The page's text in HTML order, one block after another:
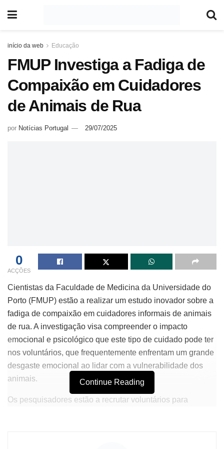
início da web Educação
FMUP Investiga a Fadiga de
Compaixão em Cuidadores
de Animais de Rua
por Notícias Portugal 29/07/2025
0
ACÇÕES
Cientistas da Faculdade de Medicina da Universidade do
Porto (FMUP) estão a realizar um estudo inovador sobre a
fadiga de compaixão em cuidadores informais de animais
de rua. A investigação visa compreender o impacto
emocional e psicológico que este tipo de cuidado pode ter
nos voluntários, que frequentemente enfrentam um grande
desgaste emocional ao lidar com a vulnerabilidade dos
animais.
Os pesquisadores estão a recrutar voluntários para
Continue Reading